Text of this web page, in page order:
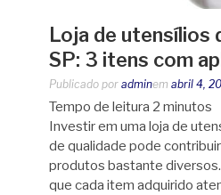
Loja de utensílios
SP: 3 itens com
Publicado por adminem abril 4,
Tempo de leitura 2 minutos
Investir em uma loja de
de qualidade pode
produtos bastante
que cada item adquirido